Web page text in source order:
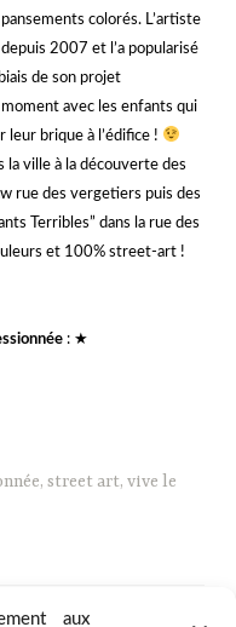
aux
colorés. L’artiste
2007 et l’a popularisé
de son projet
avec les enfants qui
brique à l’édifice !
la ville à la découverte des
rue des vergetiers puis des
Terribles” dans la rue des
et 100% street-art !
: ★
,street art,vive le